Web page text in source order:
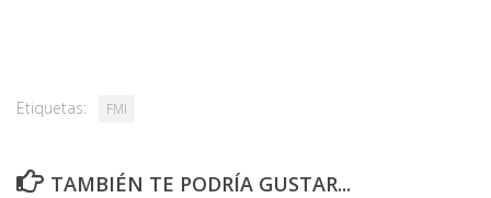
Etiquetas: FMI
TAMBIÉN TE PODRÍA GUSTAR...